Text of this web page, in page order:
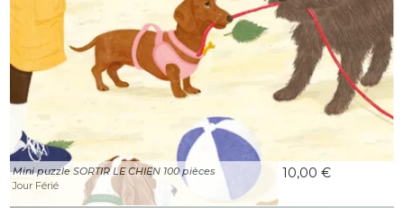
Mini puzzle SORTIR LE CHIEN 100 pièces
Jour Férié
10,00 €